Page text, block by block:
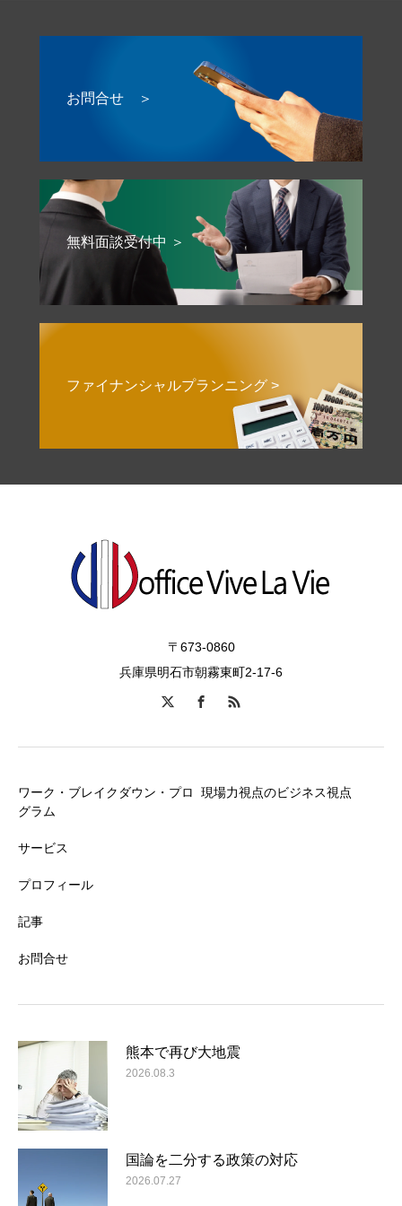
お問合せ ＞
無料面談受付中 ＞
ファイナンシャルプランニング >
〒673-0860
兵庫県明石市朝霧東町2-17-6
ワーク・ブレイクダウン・プロ
グラム
サービス
プロフィール
記事
お問合せ
現場力視点のビジネス視点
熊本で再び大地震
2026.08.3
国論を二分する政策の対応
2026.07.27